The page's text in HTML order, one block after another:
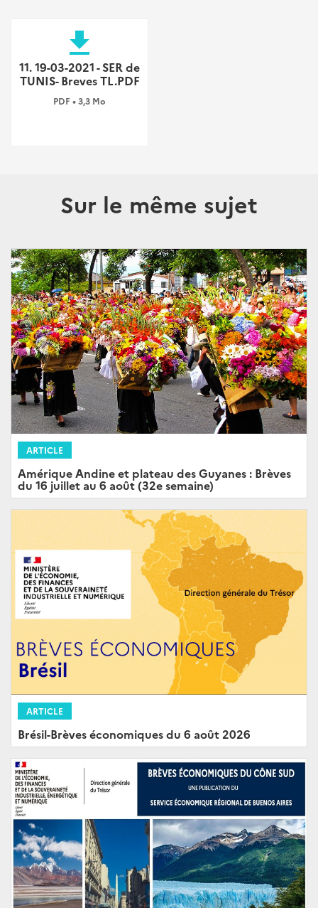
file_download
11. 19-03-2021 - SER de
TUNIS- Breves TL.PDF
PDF • 3,3 Mo
Sur le même sujet
ARTICLE
Amérique Andine et plateau des Guyanes : Brèves
du 16 juillet au 6 août (32e semaine)
ARTICLE
Brésil-Brèves économiques du 6 août 2026